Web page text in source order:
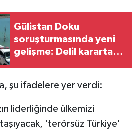
Gülistan Doku
soruşturmasında yeni
gelişme: Delil karartan
şu ifadelere yer verdi:
liderliğinde ülkemizi
'terörsüz Türkiye'